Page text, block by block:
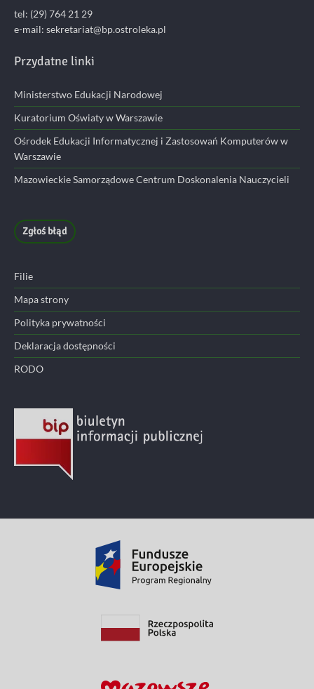
tel: (29) 764 21 29
e-mail: sekretariat@bp.ostroleka.pl
Przydatne linki
Ministerstwo Edukacji Narodowej
Kuratorium Oświaty w Warszawie
Ośrodek Edukacji Informatycznej i Zastosowań Komputerów w
Warszawie
Mazowieckie Samorządowe Centrum Doskonalenia Nauczycieli
Zgłoś błąd
Filie
Mapa strony
Polityka prywatności
Deklaracja dostępności
RODO